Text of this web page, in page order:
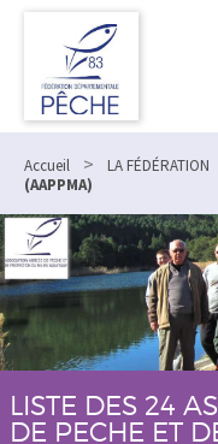
Accueil > LA FÉDÉRATION
(AAPPMA)
LISTE DES 24
DE PECHE ET